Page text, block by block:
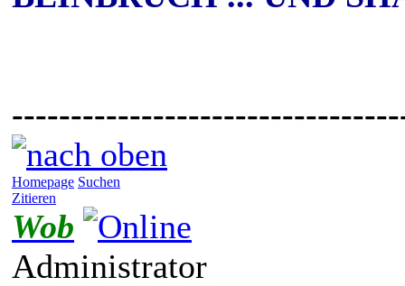
Homepage Suchen
Zitieren
Wob
Administrator